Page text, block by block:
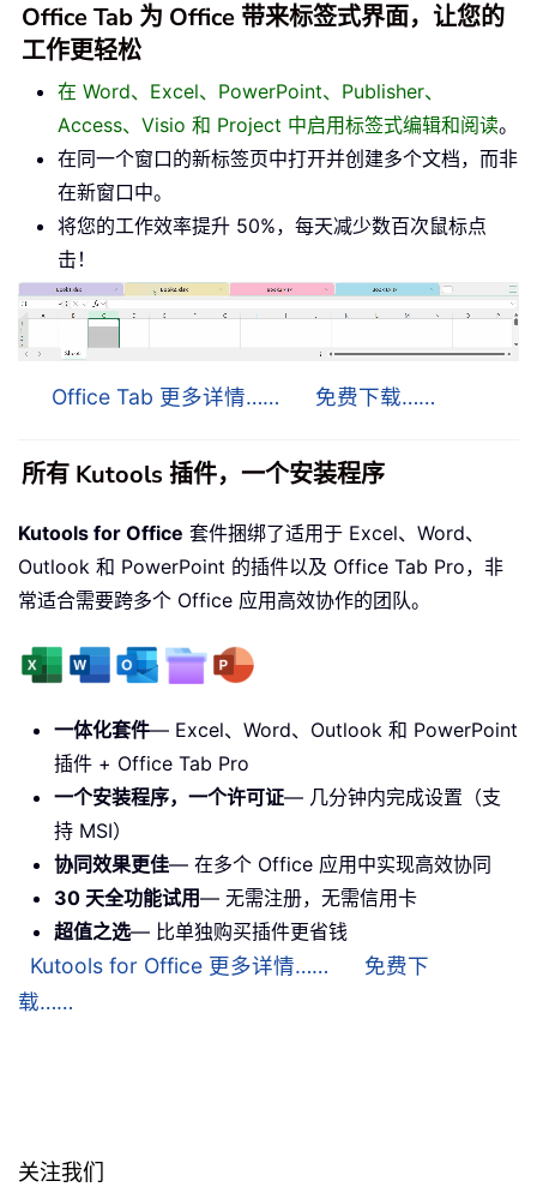
Office Tab 为 Office 带来标签式界面，让您的
工作更轻松
在 Word、Excel、PowerPoint、Publisher、
Access、Visio 和 Project 中启用标签式编辑和阅读。
在同一个窗口的新标签页中打开并创建多个文档，而非
在新窗口中。
将您的工作效率提升 50%，每天减少数百次鼠标点
击！
Office Tab 更多详情…… 免费下载……
所有 Kutools 插件，一个安装程序
Kutools for Office 套件捆绑了适用于 Excel、Word、
Outlook 和 PowerPoint 的插件以及 Office Tab Pro，非
常适合需要跨多个 Office 应用高效协作的团队。
一体化套件— Excel、Word、Outlook 和 PowerPoint
插件 + Office Tab Pro
一个安装程序，一个许可证— 几分钟内完成设置（支
持 MSI）
协同效果更佳— 在多个 Office 应用中实现高效协同
30 天全功能试用— 无需注册，无需信用卡
超值之选— 比单独购买插件更省钱
Kutools for Office 更多详情……
免费下
载……
关注我们